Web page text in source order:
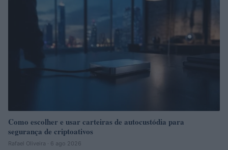
Como escolher e usar carteiras de autocustódia para
segurança de criptoativos
Rafael Oliveira · 6 ago 2026